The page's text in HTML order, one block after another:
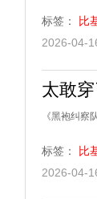
标签： 比
2026-04-
太敢
《黑袍纠察
标签： 比
2026-04-